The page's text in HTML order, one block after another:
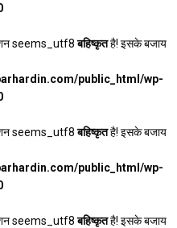
seems_utf8बहिष्कृतहै! इसके बजाय
public_html/wp-
seems_utf8बहिष्कृतहै! इसके बजाय
public_html/wp-
seems_utf8बहिष्कृतहै! इसके बजाय